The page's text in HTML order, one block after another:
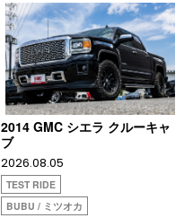
2014 GMC シエラ クルーキャ
ブ
2026.08.05
TEST RIDE
BUBU / ミツオカ